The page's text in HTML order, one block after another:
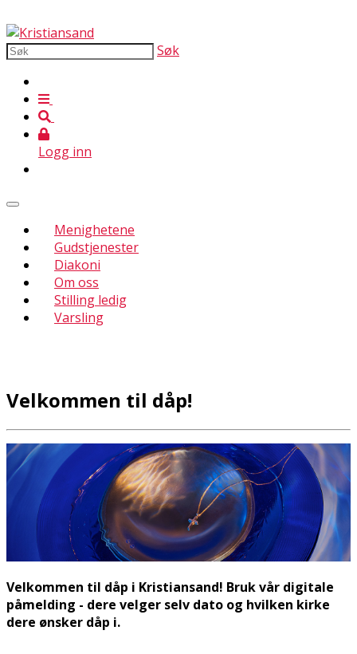
Søk
Logg inn
Menighetene
Gudstjenester
Diakoni
Om oss
Stilling ledig
Varsling
Velkommen til dåp!
Velkommen til dåp i Kristiansand! Bruk vår digitale
påmelding - dere velger selv dato og hvilken kirke
dere ønsker dåp i.